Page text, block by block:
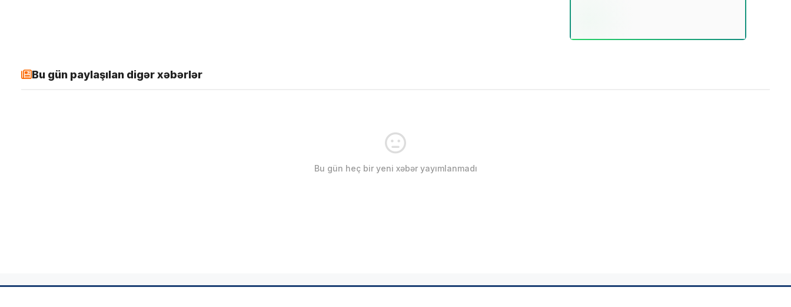
Bu gün paylaşılan digər xəbərlər
Bu gün heç bir yeni xəbər yayımlanmadı